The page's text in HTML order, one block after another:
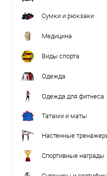
Сумки и рюкзаки
Медицина
Виды спорта
Одежда
Одежда для фитнеса
Татами и маты
Настенные
Спортивные награды